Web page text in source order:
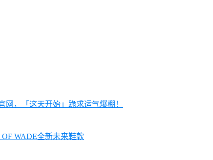
，「这天开始」跪求运气爆棚！
OF WADE全新未来鞋款